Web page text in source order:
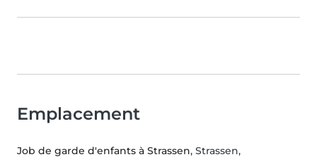
Emplacement
Job de garde d'enfants à Strassen, Strassen,